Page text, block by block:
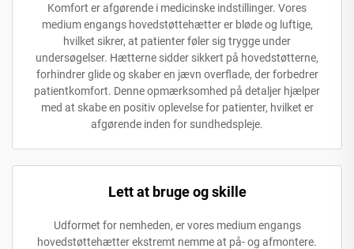
Komfort er afgørende i medicinske indstillinger. Vores
medium engangs hovedstøttehætter er bløde og luftige,
hvilket sikrer, at patienter føler sig trygge under
undersøgelser. Hætterne sidder sikkert på hovedstøtterne,
forhindrer glide og skaber en jævn overflade, der forbedrer
patientkomfort. Denne opmærksomhed på detaljer hjælper
med at skabe en positiv oplevelse for patienter, hvilket er
afgørende inden for sundhedspleje.
Lett at bruge og skille
Udformet for nemheden, er vores medium engangs
hovedstøttehætter ekstremt nemme at på- og afmontere.